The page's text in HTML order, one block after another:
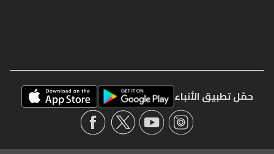
حمّل تطبيق الأنباء